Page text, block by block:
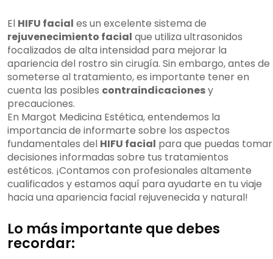
El HIFU facial es un excelente sistema de
rejuvenecimiento facial que utiliza ultrasonidos
focalizados de alta intensidad para mejorar la
apariencia del rostro sin cirugía. Sin embargo, antes de
someterse al tratamiento, es importante tener en
cuenta las posibles contraindicacionesy
precauciones.
En Margot Medicina Estética, entendemos la
importancia de informarte sobre los aspectos
fundamentales del HIFU facial para que puedas tomar
decisiones informadas sobre tus tratamientos
estéticos. ¡Contamos con profesionales altamente
cualificados y estamos aquí para ayudarte en tu viaje
hacia una apariencia facial rejuvenecida y natural!
Lo más importante que debes
recordar: